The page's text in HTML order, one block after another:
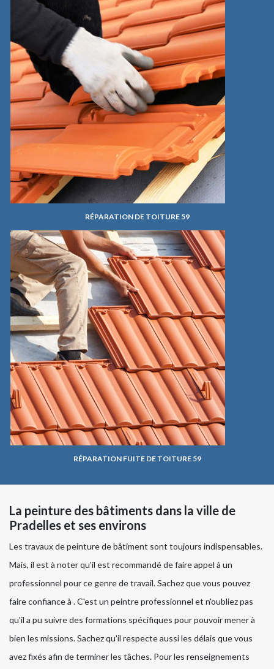
RÉPARATION DE TOITURE 59
RÉPARATION FUITE DE TOITURE 59
La peinture des bâtiments dans la ville de
Pradelles et ses environs
Les travaux de peinture de bâtiment sont toujours indispensables.
Mais, il est à noter qu'il est recommandé de faire appel à un
professionnel pour ce genre de travail. Sachez que vous pouvez
faire confiance à . C'est un peintre professionnel et n'oubliez pas
qu'il a pu suivre des formations spécifiques pour pouvoir mener à
bien les missions. Sachez qu'il respecte aussi les délais que vous
avez fixés afin de terminer les tâches. Pour les renseignements